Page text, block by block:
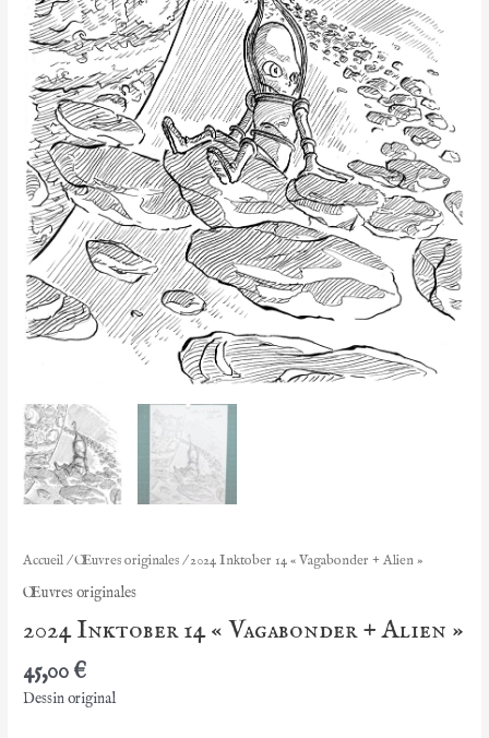
Accueil/Œuvres originales/ 2024 Inktober 14 « Vagabonder + Alien »
Œuvres originales
2024 Inktober 14 « Vagabonder + Alien »
45,00€
Dessin original